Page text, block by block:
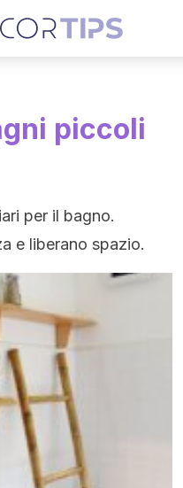
piccoli
per il bagno.
e liberano spazio.